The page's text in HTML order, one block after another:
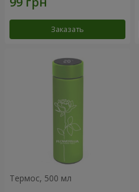
Заказать
Термос, 500 мл